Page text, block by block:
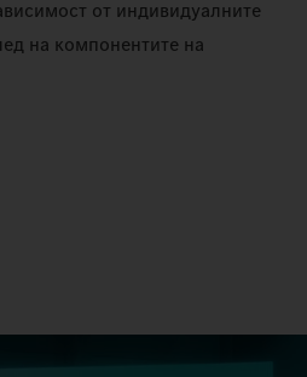
от индивидуалните
на компонентите на